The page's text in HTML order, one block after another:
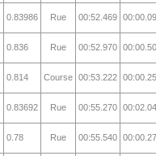
0.83986 Rue 00:52.469
0.836 Rue 00:52.970
0.814 Course 00:53.222
0.83692 Rue 00:55.270
0.78 Rue 00:55.540